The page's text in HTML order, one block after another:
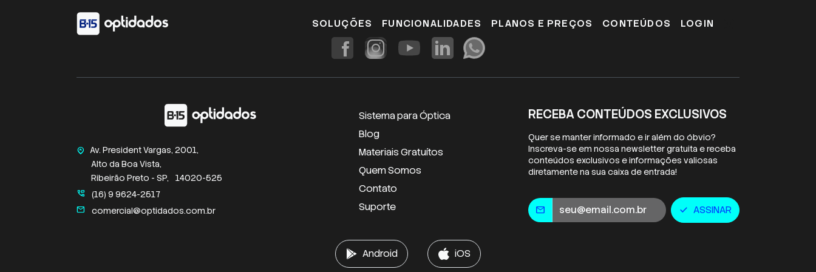
SOLUÇÕES FUNCIONALIDADES PLANOS E PREÇOS CONTEÚDOS LOGIN
home_pin
Av. President Vargas, 2001,
Alto da Boa Vista,
Ribeirão Preto - SP,
14020-525
perm_phone_msg (16) 9 9624-2517
mail comercial@optidados.com.br
Sistema para Óptica
Blog
Materiais Gratuítos
Quem Somos
Contato
Suporte
RECEBA CONTEÚDOS EXCLUSIVOS
Quer se manter informado e ir além do óbvio?
Inscreva-se em nossa newsletter gratuita e receba
conteúdos exclusivos e informações valiosas
diretamente na sua caixa de entrada!
E-mail
mail check ASSINAR
Android iOS